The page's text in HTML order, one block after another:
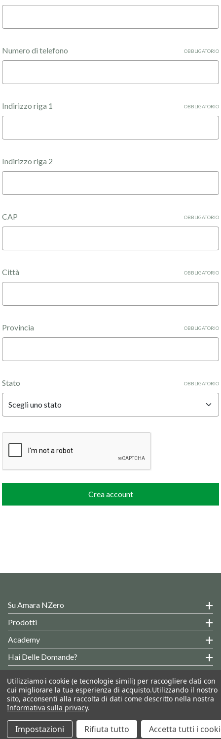
Numero di telefono OBBLIGATORIO
Indirizzo riga 1 OBBLIGATORIO
Indirizzo riga 2
CAP OBBLIGATORIO
Città OBBLIGATORIO
Provincia OBBLIGATORIO
Stato OBBLIGATORIO
Su Amara NZero
Prodotti
Academy
Hai Delle Domande?
© 2026 AMARA NET ZERO SRL - B2B Store Seguiteci:
Utilizziamo i cookie (e tecnologie simili) per raccogliere dati con
cui migliorare la tua esperienza di acquisto.Utilizzando il nostro
sito, acconsenti alla raccolta di dati come descritto nella nostra
Informativa sulla privacy.
Impostazioni Rifiuta tutto Accetta tutti i